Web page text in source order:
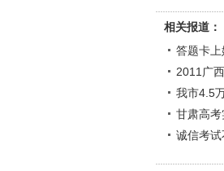
相关报道：
答题卡
2011广
我市4.5
甘肃高考
诚信考